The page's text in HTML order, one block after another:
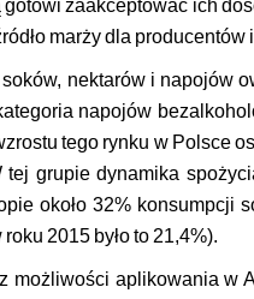
zaakceptować ich
marży dla producentów
nektarów i napojów
napojów
tego rynku w Polsce
grupie dynamika
około 32% konsumpcji
2015 było to 21,4%).
możliwości aplikowania